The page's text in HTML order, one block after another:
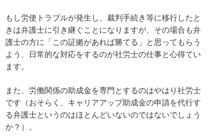
もし労使トラブルが発生し、裁判手続き等に移行したと
きは弁護士に引き継ぐことになりますが、その場合も弁
護士の方に「この証拠があれば勝てる」と思ってもらう
よう、日常的な対応をするのが社労士の仕事と心得てい
ます。
また、労働関係の助成金を専門とするのはやはり社労士
です（おそらく、キャリアアップ助成金の申請を代行す
る弁護士というのはほとんどいないのではないでしょう
か？）。